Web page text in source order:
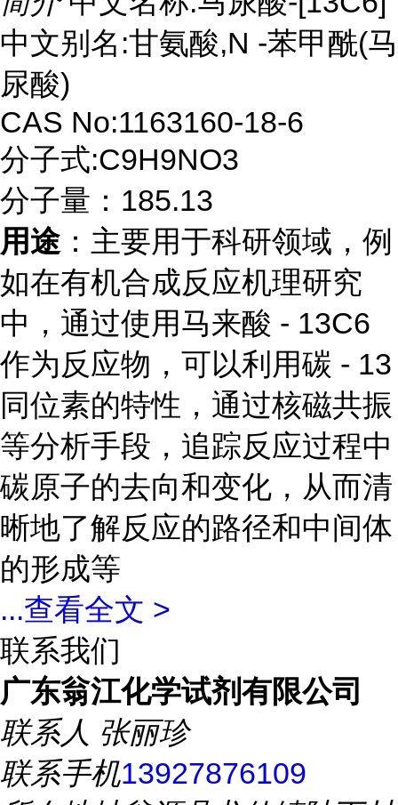
中文别名:甘氨酸,N -苯甲酰(马
尿酸)
CAS No:1163160-18-6
分子式:C9H9NO3
分子量：185.13
用途 ：主要用于科研领域，例
如在有机合成反应机理研究
中，通过使用马来酸 - 13C6
作为反应物，可以利用碳 - 13
同位素的特性，通过核磁共振
等分析手段，追踪反应过程中
碳原子的去向和变化，从而清
晰地了解反应的路径和中间体
的形成等
...查看全文 >
联系我们
广东翁江化学试剂有限公司
联系人 张丽珍
联系手机13927876109